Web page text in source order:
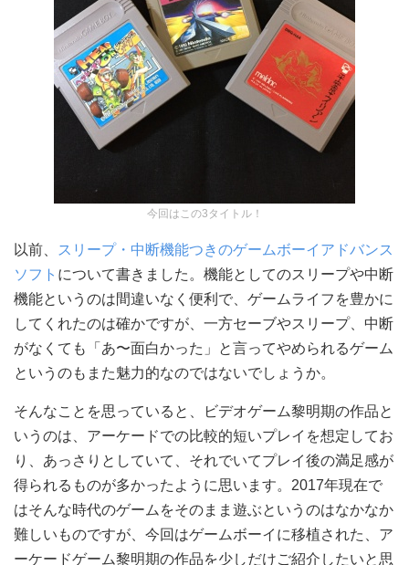
今回はこの3タイトル！
以前、
スリープ・中断機能つきのゲームボーイアドバンス
ソフト について書きました。機能としてのスリープや中断
機能というのは間違いなく便利で、ゲームライフを豊かに
してくれたのは確かですが、一方セーブやスリープ、中断
がなくても「あ〜面白かった」と言ってやめられるゲーム
というのもまた魅力的なのではないでしょうか。
そんなことを思っていると、ビデオゲーム黎明期の作品と
いうのは、アーケードでの比較的短いプレイを想定してお
り、あっさりとしていて、それでいてプレイ後の満足感が
得られるものが多かったように思います。2017年現在で
はそんな時代のゲームをそのまま遊ぶというのはなかなか
難しいものですが、今回はゲームボーイに移植された、ア
ーケードゲーム黎明期の作品を少しだけご紹介したいと思